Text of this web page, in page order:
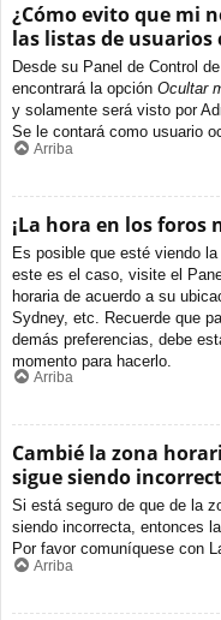
¿Cómo evito que mi
las listas de usuarios
Desde su Panel de Control
encontrará la opción Ocultar
y solamente será visto por
Se le contará como usuario
Arriba
¡La hora en los foros
Es posible que esté viendo
este es el caso, visite el
horaria de acuerdo a su
Sydney, etc. Recuerde que
demás preferencias, debe
momento para hacerlo.
Arriba
Cambié la zona
sigue siendo
Si está seguro de que de la
siendo incorrecta, entonces
Por favor comuníquese con
Arriba